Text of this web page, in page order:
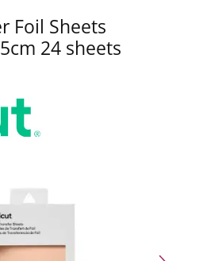
Foil Sheets
24 sheets